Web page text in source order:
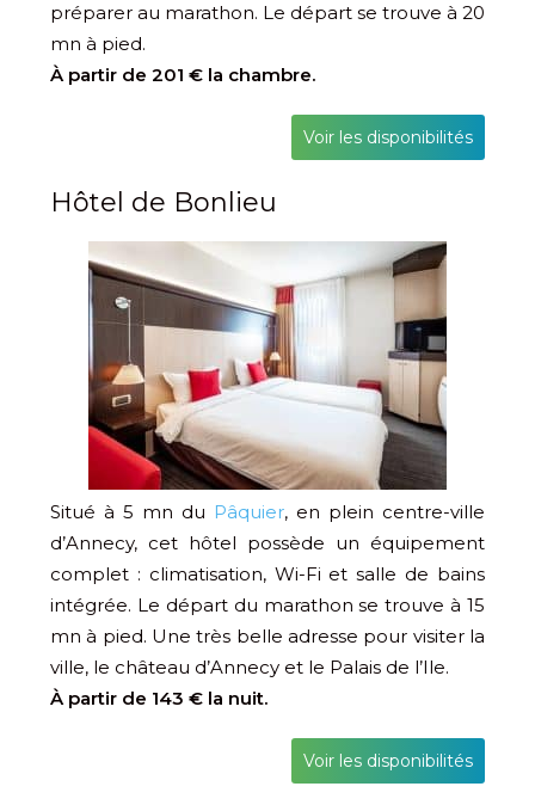
préparer au marathon. Le départ se trouve à 20
mn à pied.
À partir de 201 € la chambre.
Voir les disponibilités
Hôtel de Bonlieu
Situé à 5 mn du Pâquier, en plein centre-ville
d’Annecy, cet hôtel possède un équipement
complet : climatisation, Wi-Fi et salle de bains
intégrée. Le départ du marathon se trouve à 15
mn à pied. Une très belle adresse pour visiter la
ville, le château d’Annecy et le Palais de l’Ile.
À partir de 143 € la nuit.
Voir les disponibilités